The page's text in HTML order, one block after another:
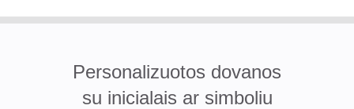
Personalizuotos dovanos
su inicialais ar simboliu